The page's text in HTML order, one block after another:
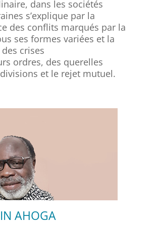
dans les sociétés
s’explique par la
des conflits marqués par la
ses formes variées et la
crises
ordres, des querelles
et le rejet mutuel.
AHOGA